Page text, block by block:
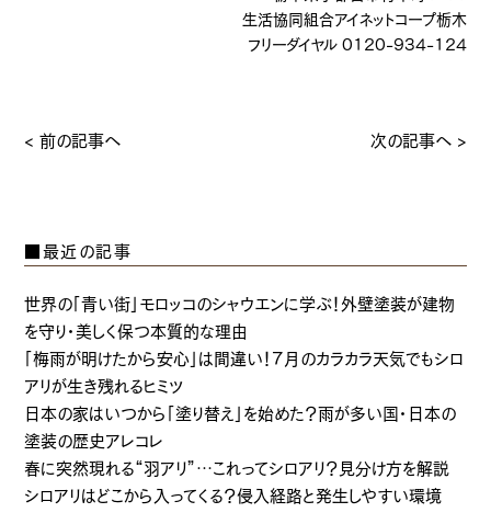
生活協同組合アイネットコープ栃木
フリーダイヤル 0120-934-124
< 前の記事へ 次の記事へ >
■最近の記事
世界の「青い街」モロッコのシャウエンに学ぶ！外壁塗装が建物
を守り・美しく保つ本質的な理由
「梅雨が明けたから安心」は間違い！7月のカラカラ天気でもシロ
アリが生き残れるヒミツ
日本の家はいつから「塗り替え」を始めた？雨が多い国・日本の
塗装の歴史アレコレ
春に突然現れる“羽アリ”…これってシロアリ？見分け方を解説
シロアリはどこから入ってくる？侵入経路と発生しやすい環境